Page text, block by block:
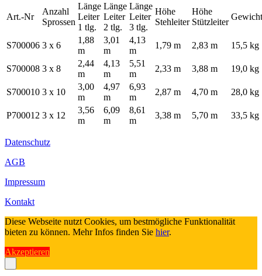
Art.-Nr
Anzahl
Sprossen
Länge
Leiter
1 tlg.
Länge
Leiter
2 tlg.
Länge
Leiter
3 tlg.
Höhe
Stehleiter
Höhe
Stützleiter
Gewicht
S700006 3 x 6
1,88
m
3,01
m
4,13
m
1,79 m 2,83 m 15,5 kg
S700008 3 x 8
2,44
m
4,13
m
5,51
m
2,33 m 3,88 m 19,0 kg
S700010 3 x 10
3,00
m
4,97
m
6,93
m
2,87 m 4,70 m 28,0 kg
P700012 3 x 12
3,56
m
6,09
m
8,61
m
3,38 m 5,70 m 33,5 kg
Datenschutz
AGB
Impressum
Kontakt
Diese Webseite nutzt Cookies, um bestmögliche Funktionalität
bieten zu können. Mehr Infos finden Sie hier.
Akzeptieren